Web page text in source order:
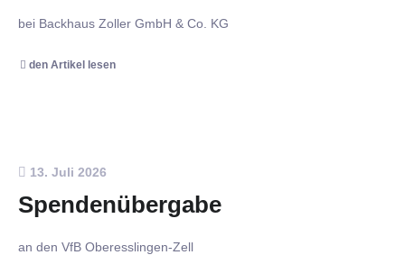
bei Backhaus Zoller GmbH & Co. KG
den Artikel lesen
13. Juli 2026
Spendenübergabe
an den VfB Oberesslingen-Zell